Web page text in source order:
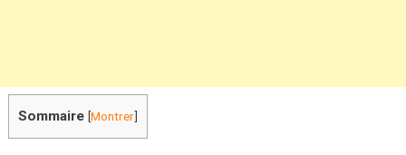
Sommaire [Montrer]